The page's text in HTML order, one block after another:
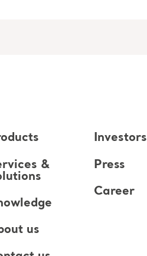
&
us
Investors
Press
Career